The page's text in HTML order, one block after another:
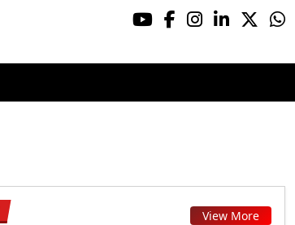
View More